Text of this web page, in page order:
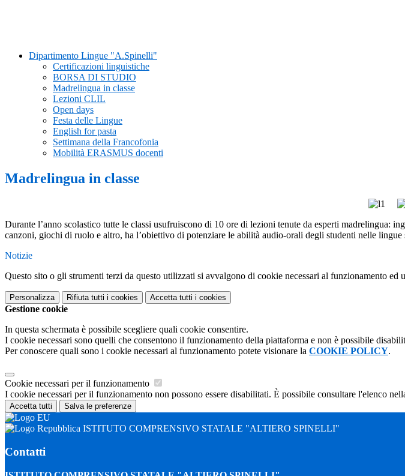
Dipartimento Lingue "A.Spinelli"
Certificazioni linguistiche
BORSA DI STUDIO
Madrelingua in classe
Lezioni CLIL
Open days
Festa delle Lingue
English for pasta
Settimana della Francofonia
Mobilità ERASMUS docenti
Madrelingua in classe
Durante l’anno scolastico tutte le classi usufruiscono di 10 ore di lezioni tenute da esperti madrelingua:
canzoni, giochi di ruolo e altro, ha l’obiettivo di potenziare le abilità audio-orali degli studenti nelle lingue
Notizie
Questo sito o gli strumenti terzi da questo utilizzati si avvalgono di cookie necessari al funzionamento ed
Personalizza Rifiuta tutti i cookies Accetta tutti i cookies
Gestione cookie
In questa schermata è possibile scegliere quali cookie consentire.
I cookie necessari sono quelli che consentono il funzionamento della piattaforma e non è possibile
Per conoscere quali sono i cookie necessari al funzionamento potete visionare la COOKIE POLICY.
Cookie necessari per il funzionamento
I cookie necessari per il funzionamento non possono essere disabilitati. È possibile consultare l'elenco
Accetta tutti Salva le preferenze
ISTITUTO COMPRENSIVO STATALE "ALTIERO SPINELLI"
Contatti